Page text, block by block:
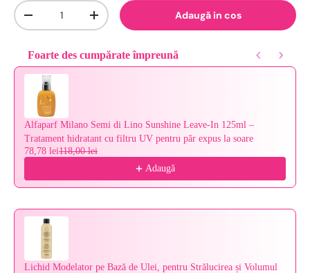
Cantitate
-
+ Adaugă in cos
Foarte des cumpărate împreună
Use the Previous and Next buttons to navigate through product
Alfaparf Milano Semi di Lino Sunshine Leave-In 125ml –
Tratament hidratant cu filtru UV pentru păr expus la soare
78,78 lei118,00 lei
Adaugă
Lichid Modelator pe Bază de Ulei, pentru Strălucirea și Volumul